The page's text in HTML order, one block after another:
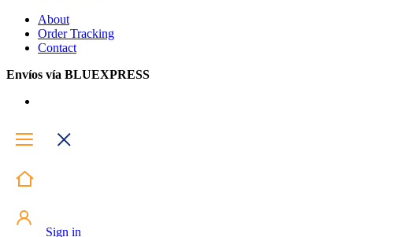
About
Order Tracking
Contact
Envíos vía BLUEXPRESS
Sign in